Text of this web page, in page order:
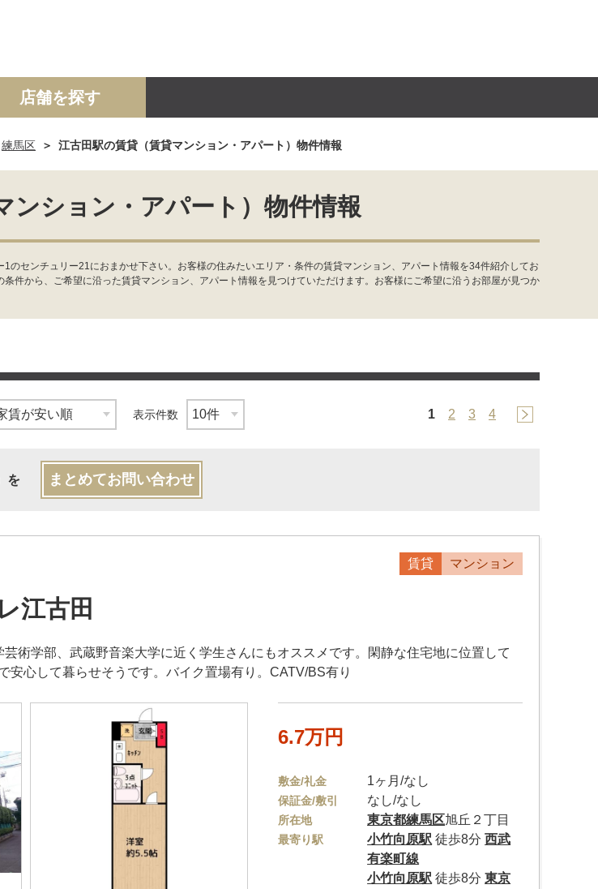
土地 事業投資用
店舗を探す
練馬区 江古田駅の賃貸（賃貸マンション・アパート）物件情報
ンション・アパート）物件情報
センチュリー21におまかせ下さい。お客様の住みたいエリア・条件の賃貸マンション、アパート情報を34件紹介してお
件から、ご希望に沿った賃貸マンション、アパート情報を見つけていただけます。お客様にご希望に沿うお部屋が見つか
表示件数 1 2 3 4
を まとめてお問い合わせ
賃貸 マンション
江古田
術学部、武蔵野音楽大学に近く学生さんにもオススメです。閑静な住宅地に位置して
安心して暮らせそうです。バイク置場有り。CATV/BS有り
6.7万円
敷金/礼金 1ヶ月/なし
保証金/敷引 なし/なし
所在地 東京都練馬区旭丘２丁目
最寄り駅 小竹向原駅 徒歩8分西武
有楽町線
小竹向原駅 徒歩8分東京